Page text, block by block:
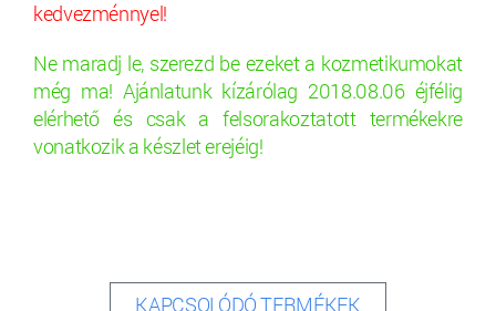
kedvezménnyel!
Ne maradj le, szerezd be ezeket a kozmetikumokat
még ma! Ajánlatunk kízárólag 2018.08.06 éjfélig
elérhető és csak a felsorakoztatott termékekre
vonatkozik a készlet erejéig!
KAPCSOLÓDÓ TERMÉKEK